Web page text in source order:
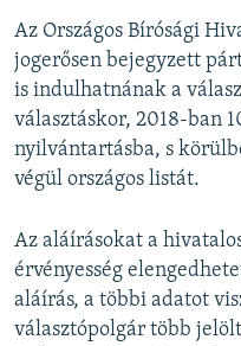
Az Országos Bírósági
jogerősen bejegyzett
is indulhatnának a
választáskor, 2018-ban
nyilvántartásba, s
végül országos listát.
Az aláírásokat a
érvényesség
aláírás, a többi adatot
választópolgár több